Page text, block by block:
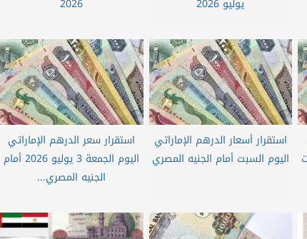
استقرار أسعار الدرهم الإماراتي
اليوم السبت أمام الجنيه المصري
استقرار سعر الدرهم الإماراتي
اليوم الجمعة 3 يوليو 2026 أمام
الجنيه المصري...